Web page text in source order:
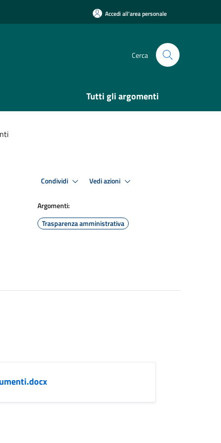
Accedi all'area personale
Cerca
Tutti gli argomenti
Condividi Vedi azioni
Argomenti:
Trasparenza amministrativa